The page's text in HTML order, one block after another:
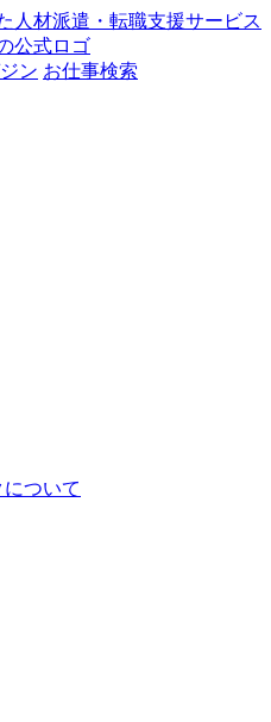
ン お仕事検索
ついて